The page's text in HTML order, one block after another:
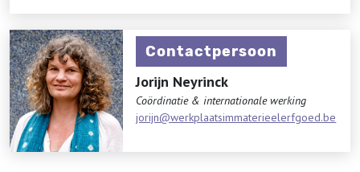
Contactpersoon
Jorijn Neyrinck
Coördinatie & internationale werking
jorijn@werkplaatsimmaterieelerfgoed.be